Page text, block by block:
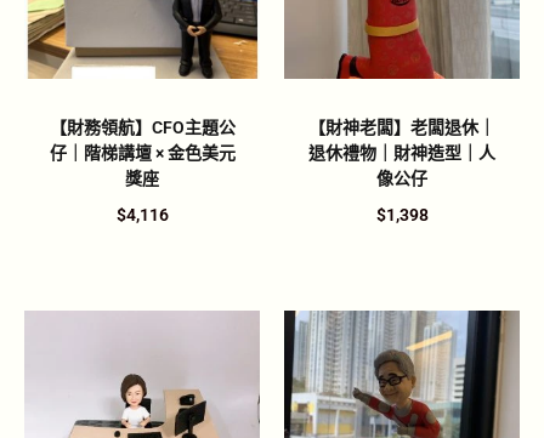
【財務領航】CFO主題公
仔｜階梯講壇 × 金色美元
獎座
$4,116
【財神老闆】老闆退休｜
退休禮物｜財神造型｜人
像公仔
$1,398